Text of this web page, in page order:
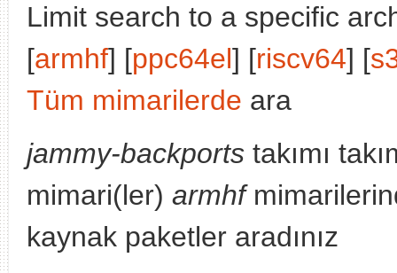
Limit search to a specific
[armhf] [ppc64el] [riscv64] [
Tüm mimarilerde ara
jammy-backports takımı
mimari(ler) armhf
kaynak paketler aradınız